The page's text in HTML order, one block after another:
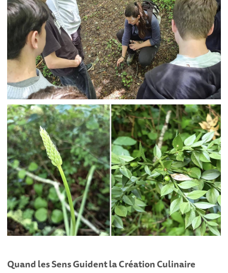
Quand les Sens Guident la Création Culinaire